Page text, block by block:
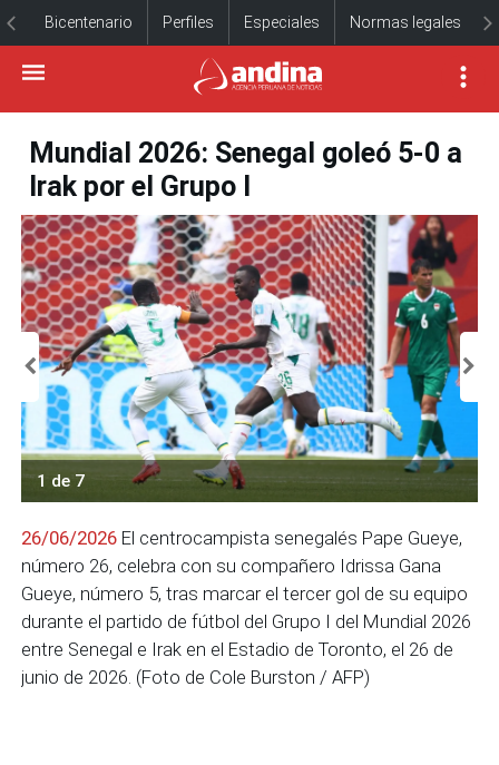
Bicentenario Perfiles Especiales Normas legales
Mundial 2026: Senegal goleó 5-0 a
Irak por el Grupo I
1 de 7
26/06/2026 El centrocampista senegalés Pape Gueye,
número 26, celebra con su compañero Idrissa Gana
Gueye, número 5, tras marcar el tercer gol de su equipo
durante el partido de fútbol del Grupo I del Mundial 2026
entre Senegal e Irak en el Estadio de Toronto, el 26 de
junio de 2026. (Foto de Cole Burston / AFP)